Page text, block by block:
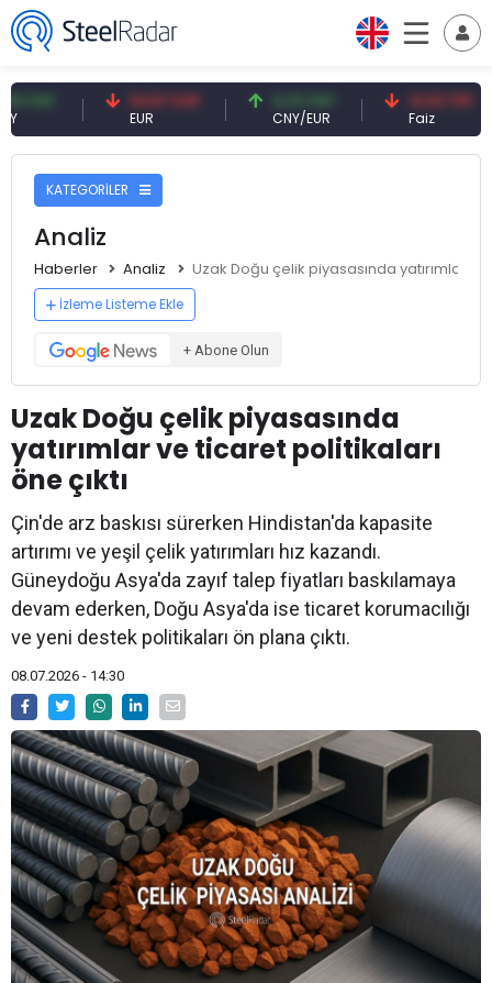
54,87 EUR 0,13 CNY
CNY/EUR
41,53 TRY
KATEGORİLER
Analiz
Haberler Analiz Uzak Doğu çelik piyasasında yatırımlar
İzleme Listeme Ekle
+ Abone Olun
Uzak Doğu çelik piyasasında
yatırımlar ve ticaret politikaları
öne çıktı
Çin'de arz baskısı sürerken Hindistan'da kapasite
artırımı ve yeşil çelik yatırımları hız kazandı.
Güneydoğu Asya'da zayıf talep fiyatları baskılamaya
devam ederken, Doğu Asya'da ise ticaret korumacılığı
ve yeni destek politikaları ön plana çıktı.
08.07.2026 - 14:30